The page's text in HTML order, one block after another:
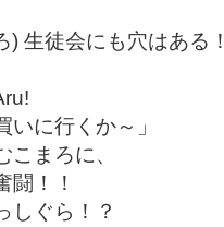
) 生徒会にも穴はある
いに行くか～」
まろに、
闘！！
しぐら！？